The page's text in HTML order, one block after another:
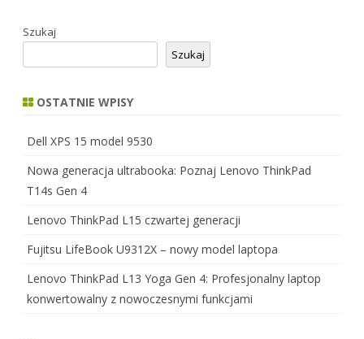
Szukaj
Szukaj
OSTATNIE WPISY
Dell XPS 15 model 9530
Nowa generacja ultrabooka: Poznaj Lenovo ThinkPad
T14s Gen 4
Lenovo ThinkPad L15 czwartej generacji
Fujitsu LifeBook U9312X – nowy model laptopa
Lenovo ThinkPad L13 Yoga Gen 4: Profesjonalny laptop
konwertowalny z nowoczesnymi funkcjami